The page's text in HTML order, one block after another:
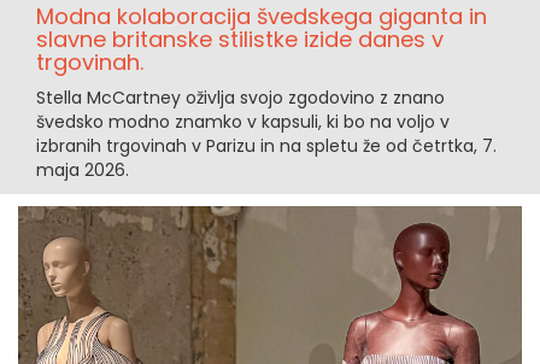
Modna kolaboracija švedskega giganta in
slavne britanske stilistke izide danes v
trgovinah.
Stella McCartney oživlja svojo zgodovino z znano
švedsko modno znamko v kapsuli, ki bo na voljo v
izbranih trgovinah v Parizu in na spletu že od četrtka, 7.
maja 2026.